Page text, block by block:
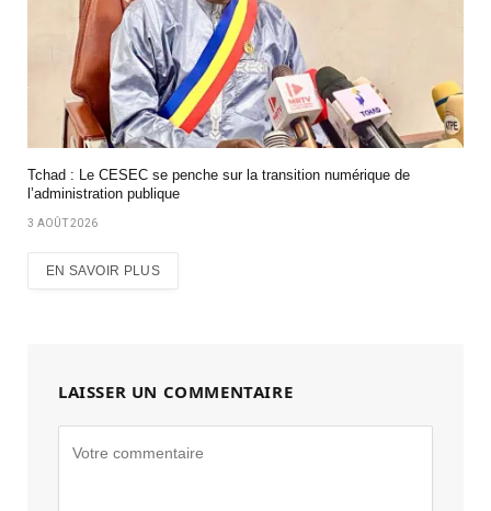
Tchad : Le CESEC se penche sur la transition numérique de
l’administration publique
3 AOÛT 2026
EN SAVOIR PLUS
LAISSER UN COMMENTAIRE